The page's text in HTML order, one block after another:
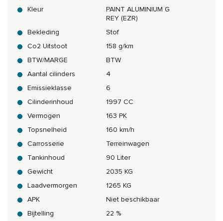
Kleur
PAINT ALUMINIUM G
REY (EZR)
Bekleding
Stof
Co2 Uitstoot
158 g/km
BTW/MARGE
BTW
Aantal cilinders
4
Emissieklasse
6
Cilinderinhoud
1997 CC
Vermogen
163 PK
Topsnelheid
160 km/h
Carrosserie
Terreinwagen
Tankinhoud
90 Liter
Gewicht
2035 KG
Laadvermorgen
1265 KG
APK
Niet beschikbaar
Bijtelling
22 %